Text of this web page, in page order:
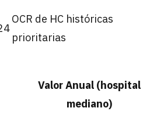
OCR de HC históricas
prioritarias
Valor Anual (hospital
mediano)